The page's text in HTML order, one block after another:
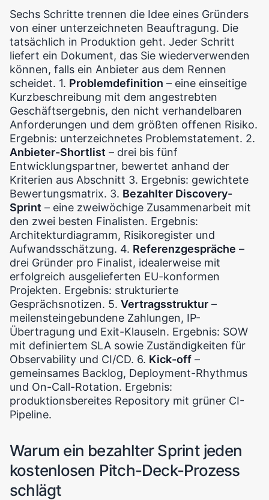
Sechs Schritte trennen die Idee eines Gründers
von einer unterzeichneten Beauftragung. Die
tatsächlich in Produktion geht. Jeder Schritt
liefert ein Dokument, das Sie wiederverwenden
können, falls ein Anbieter aus dem Rennen
scheidet. 1. Problemdefinition – eine einseitige
Kurzbeschreibung mit dem angestrebten
Geschäftsergebnis, den nicht verhandelbaren
Anforderungen und dem größten offenen Risiko.
Ergebnis: unterzeichnetes Problemstatement. 2.
Anbieter-Shortlist – drei bis fünf
Entwicklungspartner, bewertet anhand der
Kriterien aus Abschnitt 3. Ergebnis: gewichtete
Bewertungsmatrix. 3. Bezahlter Discovery-
Sprint – eine zweiwöchige Zusammenarbeit mit
den zwei besten Finalisten. Ergebnis:
Architekturdiagramm, Risikoregister und
Aufwandsschätzung. 4. Referenzgespräche –
drei Gründer pro Finalist, idealerweise mit
erfolgreich ausgelieferten EU-konformen
Projekten. Ergebnis: strukturierte
Gesprächsnotizen. 5. Vertragsstruktur –
meilensteingebundene Zahlungen, IP-
Übertragung und Exit-Klauseln. Ergebnis: SOW
mit definiertem SLA sowie Zuständigkeiten für
Observability und CI/CD. 6. Kick-off –
gemeinsames Backlog, Deployment-Rhythmus
und On-Call-Rotation. Ergebnis:
produktionsbereites Repository mit grüner CI-
Pipeline.
Warum ein bezahlter Sprint jeden
kostenlosen Pitch-Deck-Prozess
schlägt